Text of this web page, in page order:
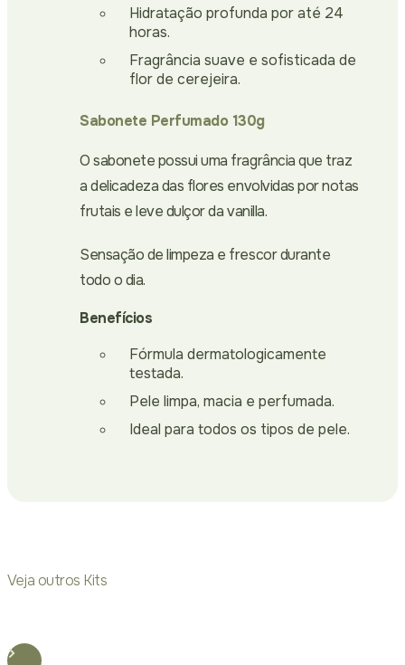
Hidratação profunda por até 24
horas.
Fragrância suave e sofisticada de
flor de cerejeira.
Sabonete Perfumado 130g
O sabonete possui uma fragrância que traz
a delicadeza das flores envolvidas por notas
frutais e leve dulçor da vanilla.
Sensação de limpeza e frescor durante
todo o dia.
Benefícios
Fórmula dermatologicamente
testada.
Pele limpa, macia e perfumada.
Ideal para todos os tipos de pele.
Veja outros Kits